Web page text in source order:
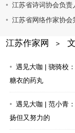
江苏省诗词协会负责
江苏省网络作家协
江苏作家网 >
遇见大咖 | 骁骑校
糖衣的药丸
遇见大咖 | 范小青
扬但又努力的